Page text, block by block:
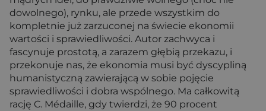
dowolnego), rynku, ale przede wszystkim do
kompletnie już zarzuconej na świecie ekonomii
wartości i sprawiedliwości. Autor zachwyca i
fascynuje prostotą, a zarazem głębią przekazu, i
przekonuje nas, że ekonomia musi być dyscypliną
humanistyczną zawierającą w sobie pojęcie
sprawiedliwości i dobra wspólnego. Ma całkowitą
rację C. Médaille, gdy twierdzi, że 90 procent